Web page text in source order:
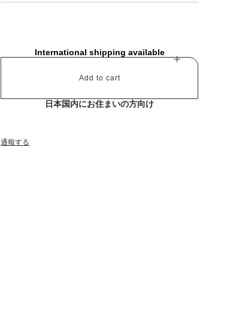
International shipping available
Add to cart
日本国内にお住まいの方向け
通報する